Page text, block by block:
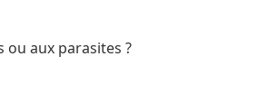
ou aux parasites ?